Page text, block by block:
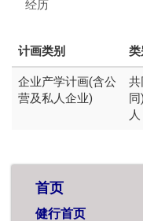
经历
计画类别 类
企业产学计画(含公
营及私人企业)
共
人
首页
健行首页